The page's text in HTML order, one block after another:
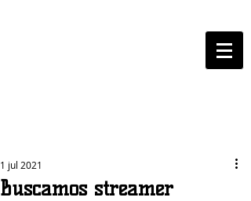
Buscamos streamer
1 jul 2021